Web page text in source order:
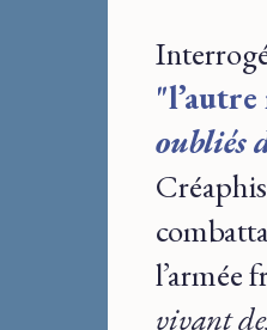
oubliés
l’armée
vivant